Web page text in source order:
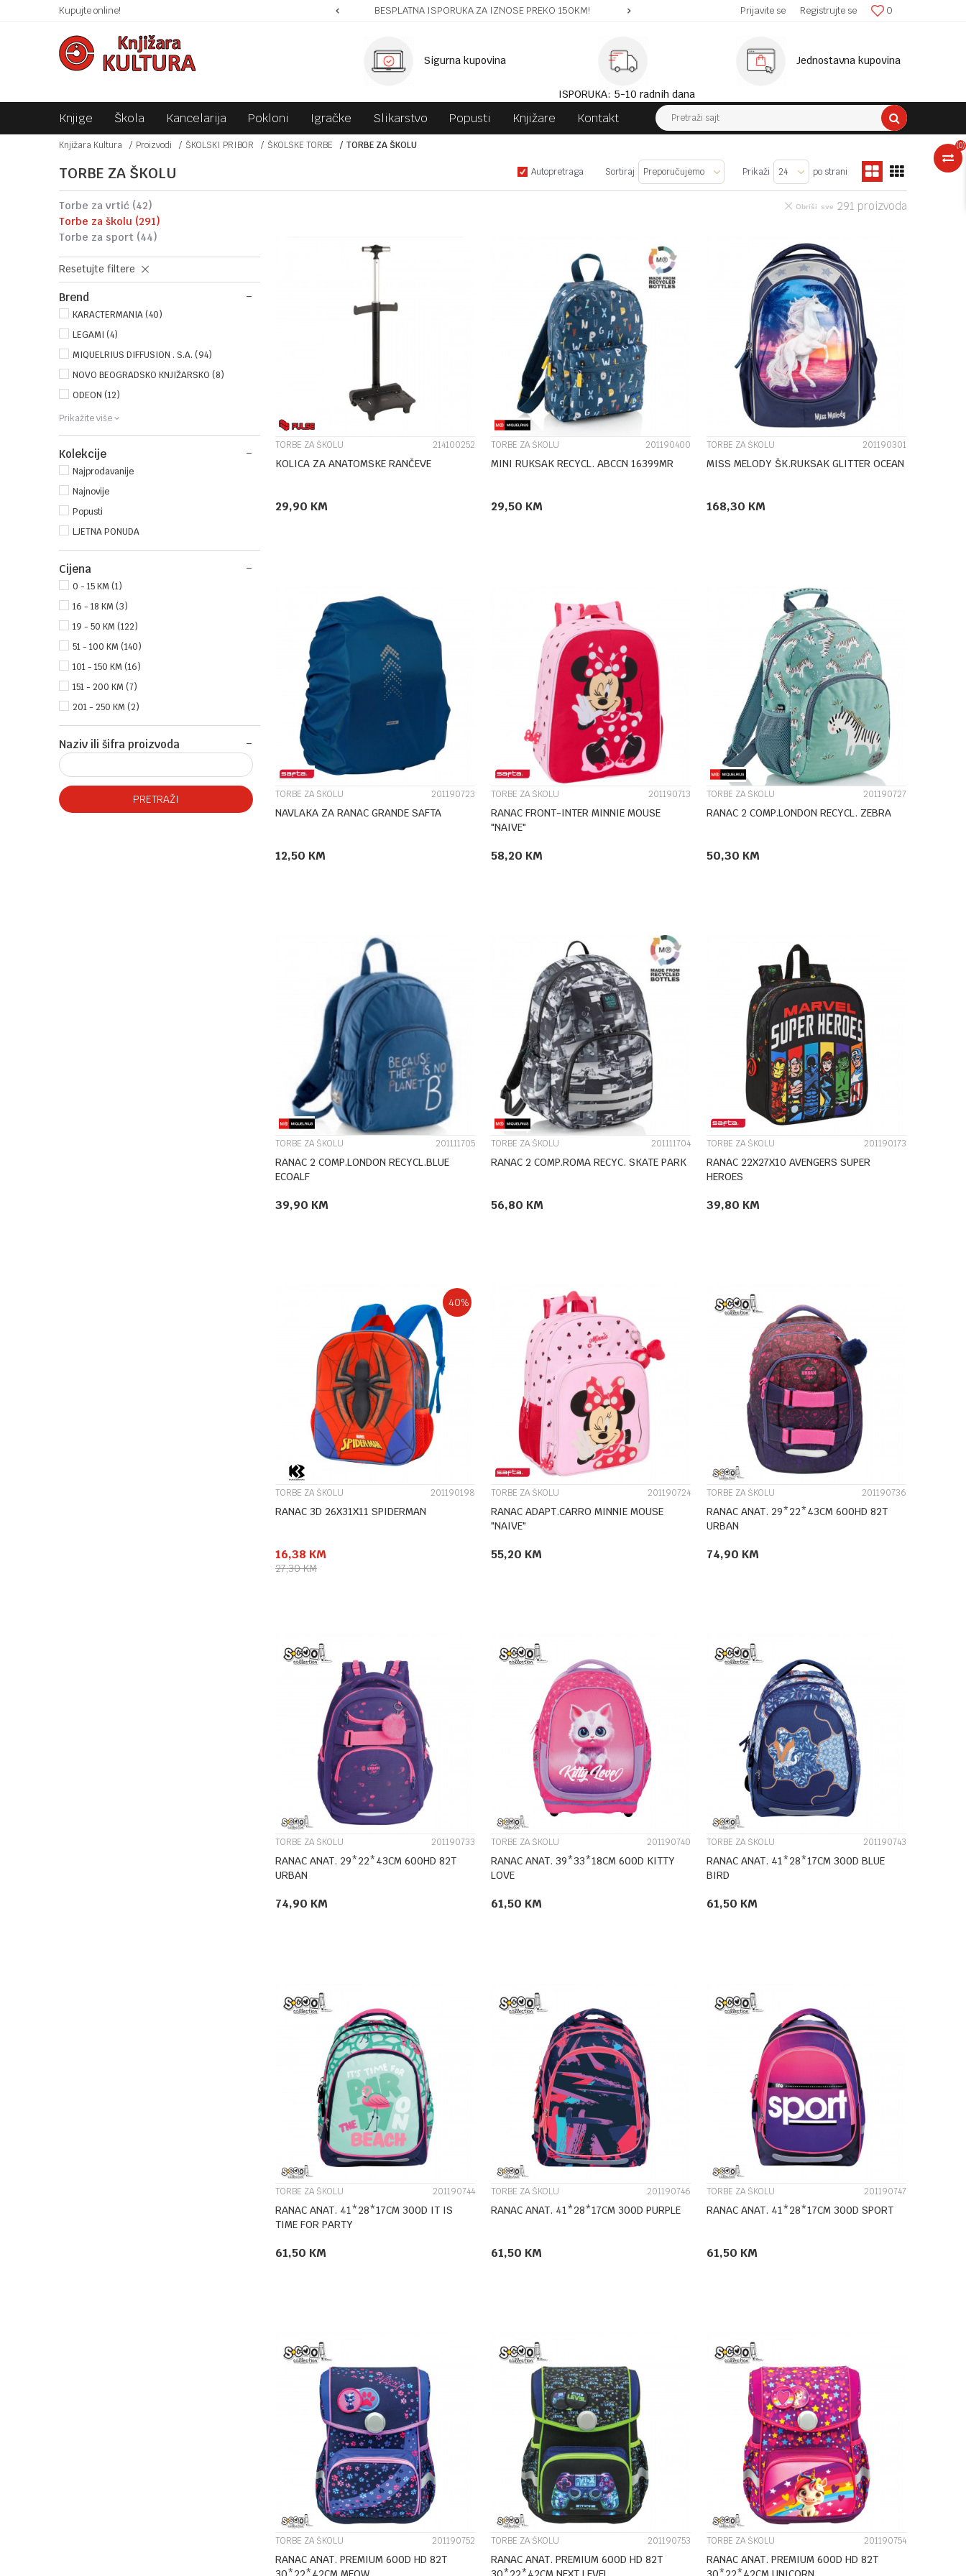
Kupujte online!SIGURNO PLAĆANJE PLATNIM KARTICAMA! BESPLATNA ISPORUKA ZA IZNOSE PREKO 150KM! SIGURNA ISPORUKA! 0
Prijavite se Registrujte se
Sigurna kupovina
ISPORUKA: 5-10 radnih dana
Jednostavna kupovina
Knjige Škola Kancelarija Pokloni Igračke Slikarstvo Popusti Knjižare Kontakt Pretraži sajt
(0)
Knjižara Kultura Proizvodi ŠKOLSKI PRIBOR ŠKOLSKE TORBE TORBE ZA ŠKOLU
TORBE ZA ŠKOLU Autopretraga Sortiraj Prikaži po strani
torbe za vrtić (42)
torbe za školu (291)
torbe za sport (44)
Resetujte filtere
Brend
KARACTERMANIA (40)
LEGAMI (4)
MIQUELRIUS DIFFUSION . S.A. (94)
NOVO BEOGRADSKO KNJIŽARSKO (8)
ODEON (12)
Prikažite više
Kolekcije
Najprodavanije
Najnovije
Popusti
LJETNA PONUDA
Cijena
0 - 15 KM (1)
16 - 18 KM (3)
19 - 50 KM (122)
51 - 100 KM (140)
101 - 150 KM (16)
151 - 200 KM (7)
201 - 250 KM (2)
Naziv ili šifra proizvoda
PRETRAŽI
291 proizvoda
Obriši sve
TORBE ZA ŠKOLU 214100252
KOLICA ZA ANATOMSKE RANČEVE
29,90 KM
UPOREDI
TORBE ZA ŠKOLU 201190400
MINI RUKSAK RECYCL. ABCCN 16399MR
29,50 KM
UPOREDI
TORBE ZA ŠKOLU 201190301
MISS MELODY ŠK.RUKSAK GLITTER OCEAN
168,30 KM
UPOREDI
TORBE ZA ŠKOLU 201190723
NAVLAKA ZA RANAC GRANDE SAFTA
12,50 KM
UPOREDI
TORBE ZA ŠKOLU 201190713
RANAC FRONT-INTER MINNIE MOUSE
"NAIVE"
58,20 KM
UPOREDI
TORBE ZA ŠKOLU 201190727
RANAC 2 COMP.LONDON RECYCL. ZEBRA
50,30 KM
UPOREDI
TORBE ZA ŠKOLU 201111705
RANAC 2 COMP.LONDON RECYCL.BLUE
ECOALF
39,90 KM
UPOREDI
TORBE ZA ŠKOLU 201111704
RANAC 2 COMP.ROMA RECYC. SKATE PARK
56,80 KM
UPOREDI
TORBE ZA ŠKOLU 201190173
RANAC 22X27X10 AVENGERS SUPER
HEROES
39,80 KM
UPOREDI
40%
TORBE ZA ŠKOLU 201190198
RANAC 3D 26X31X11 SPIDERMAN
16,38 KM
27,30KM
UPOREDI
TORBE ZA ŠKOLU 201190724
RANAC ADAPT.CARRO MINNIE MOUSE
"NAIVE"
55,20 KM
UPOREDI
TORBE ZA ŠKOLU 201190736
RANAC ANAT. 29*22*43CM 600HD 82T
URBAN
74,90 KM
UPOREDI
TORBE ZA ŠKOLU 201190733
RANAC ANAT. 29*22*43CM 600HD 82T
URBAN
74,90 KM
UPOREDI
TORBE ZA ŠKOLU 201190740
RANAC ANAT. 39*33*18CM 600D KITTY
LOVE
61,50 KM
UPOREDI
TORBE ZA ŠKOLU 201190743
RANAC ANAT. 41*28*17CM 300D BLUE
BIRD
61,50 KM
UPOREDI
TORBE ZA ŠKOLU 201190744
RANAC ANAT. 41*28*17CM 300D IT IS
TIME FOR PARTY
61,50 KM
UPOREDI
TORBE ZA ŠKOLU 201190746
RANAC ANAT. 41*28*17CM 300D PURPLE
61,50 KM
UPOREDI
TORBE ZA ŠKOLU 201190747
RANAC ANAT. 41*28*17CM 300D SPORT
61,50 KM
UPOREDI
TORBE ZA ŠKOLU 201190752
RANAC ANAT. PREMIUM 600D HD 82T
UPOREDI
TORBE ZA ŠKOLU 201190753
RANAC ANAT. PREMIUM 600D HD 82T
UPOREDI
TORBE ZA ŠKOLU 201190754
RANAC ANAT. PREMIUM 600D HD 82T